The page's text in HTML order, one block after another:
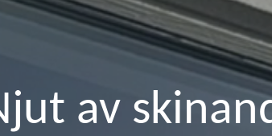
av